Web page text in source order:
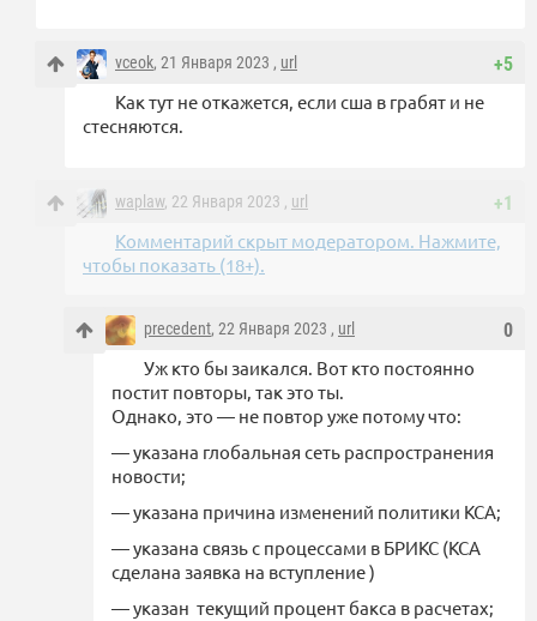
+5
vceok, 21 Января 2023 , url
Как тут не откажется, если сша в грабят и не
стесняются.
+1
waplaw, 22 Января 2023 , url
Комментарий скрыт модератором. Нажмите,
чтобы показать (18+).
0
precedent, 22 Января 2023 , url
Уж кто бы заикался. Вот кто постоянно
постит повторы, так это ты.
Однако, это — не повтор уже потому что:
— указана глобальная сеть распространения
новости;
— указана причина изменений политики КСА;
— указана связь с процессами в БРИКС (КСА
сделана заявка на вступление )
— указан текущий процент бакса в расчетах;